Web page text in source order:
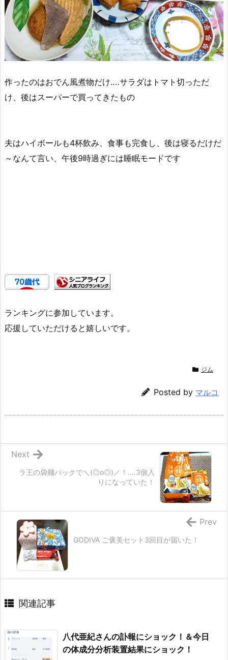
作ったのはおでん風煮物だけ‥‥サラダはトマト切っただ
け、後はスーパーで買ってきたもの
夫はハイボールも4杯飲み、食事も完食し、後は寝るだけだ
～なんて言い、午後9時過ぎには睡眠モードです
ランキングに参加しています。
応援していただけると嬉しいです。
ジム
Posted by マルコ
ラ王の袋麺パックで＼(◎o◎)／！‥‥3個入
りになっていた！
Next
GODIVA ご褒美セット3回目が届いた！
Prev
関連記事
八代亜紀さんの訃報にショック！＆今日
の体成分分析装置結果にショック！